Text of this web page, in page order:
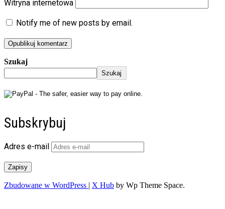
Witryna internetowa
Notify me of new posts by email.
Szukaj
Szukaj
Subskrybuj
Adres e-mail
Zapisy
Zbudowane w WordPress | X Hub by Wp Theme Space.